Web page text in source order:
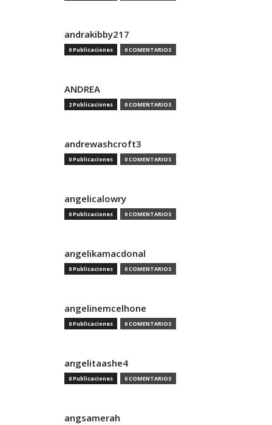
andrakibby217
0 Publicaciones 0 COMENTARIOS
ANDREA
2 Publicaciones 0 COMENTARIOS
andrewashcroft3
0 Publicaciones 0 COMENTARIOS
angelicalowry
0 Publicaciones 0 COMENTARIOS
angelikamacdonal
0 Publicaciones 0 COMENTARIOS
angelinemcelhone
0 Publicaciones 0 COMENTARIOS
angelitaashe4
0 Publicaciones 0 COMENTARIOS
angsamerah